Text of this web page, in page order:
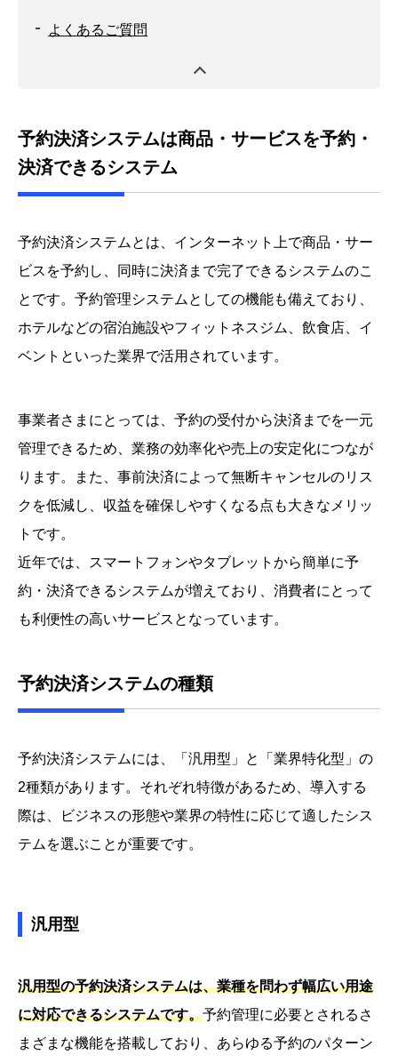
よくあるご質問
予約決済システムは商品・サービスを予約・
決済できるシステム
予約決済システムとは、インターネット上で商品・サー
ビスを予約し、同時に決済まで完了できるシステムのこ
とです。予約管理システムとしての機能も備えており、
ホテルなどの宿泊施設やフィットネスジム、飲食店、イ
ベントといった業界で活用されています。
事業者さまにとっては、予約の受付から決済までを一元
管理できるため、業務の効率化や売上の安定化につなが
ります。また、事前決済によって無断キャンセルのリス
クを低減し、収益を確保しやすくなる点も大きなメリッ
トです。
近年では、スマートフォンやタブレットから簡単に予
約・決済できるシステムが増えており、消費者にとって
も利便性の高いサービスとなっています。
予約決済システムの種類
予約決済システムには、「汎用型」と「業界特化型」の
2種類があります。それぞれ特徴があるため、導入する
際は、ビジネスの形態や業界の特性に応じて適したシス
テムを選ぶことが重要です。
汎用型
汎用型の予約決済システムは、業種を問わず幅広い用途
に対応できるシステムです。予約管理に必要とされるさ
まざまな機能を搭載しており、あらゆる予約のパターン